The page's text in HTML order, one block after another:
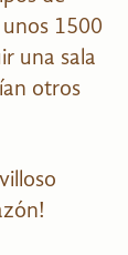
1500
una sala
otros